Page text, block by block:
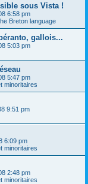
sous Vista !
6:58 pm
Breton language
gallois...
5:03 pm
5:47 pm
minoritaires
9:51 pm
6:09 pm
minoritaires
2:48 pm
minoritaires